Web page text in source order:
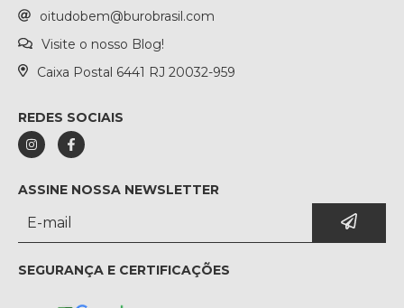
oitudobem@burobrasil.com
Visite o nosso Blog!
Caixa Postal 6441 RJ 20032-959
REDES SOCIAIS
ASSINE NOSSA NEWSLETTER
SEGURANÇA E CERTIFICAÇÕES